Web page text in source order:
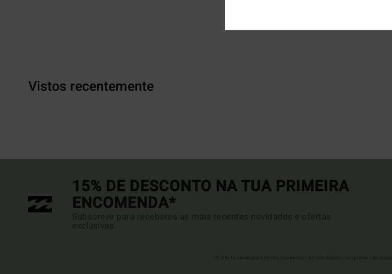
Vistos recentemente
15% DE DESCONTO NA TUA PRIMEIRA
ENCOMENDA*
Subscreve para receberes as mais recentes novidades e ofertas
exclusivas.